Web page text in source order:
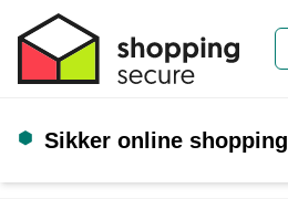
Sikker online shopping